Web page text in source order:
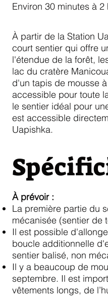
À prévoir :
La première partie du
mécanisée (sentier de
Il est possible
boucle additionnelle
sentier balisé, non
Il y a beaucoup de
septembre. Il est
vêtements longs, de
À partir de la Station
court sentier qui offre
l'étendue de la forêt,
lac du cratère
d'un tapis de mousse
accessible pour toute
le sentier idéal pour
est accessible
Uapishka.
Environ 30 minutes à